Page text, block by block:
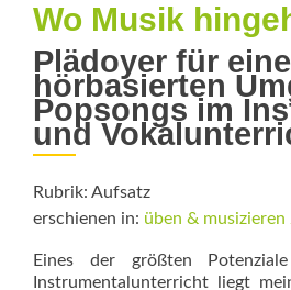
Wo Musik
Plädoyer für
hörbasierten
Popsongs im
und
Rubrik: Aufsatz
erschienen in: üben &
Eines der größten
Instrumentalunterricht liegt